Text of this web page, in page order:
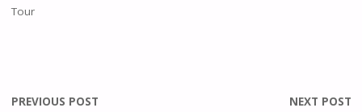
Tour
PREVIOUS POST NEXT POST